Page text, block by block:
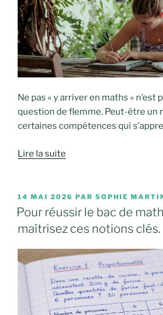
Ne pas « y arriver en maths »
question de flemme. Peut-être un
certaines compétences qui
Lire la suite
PUBLIÉ
LE
14 MAI 2026 PAR SOPHIE
Pour réussir le bac de
maîtrisez ces notions clés.